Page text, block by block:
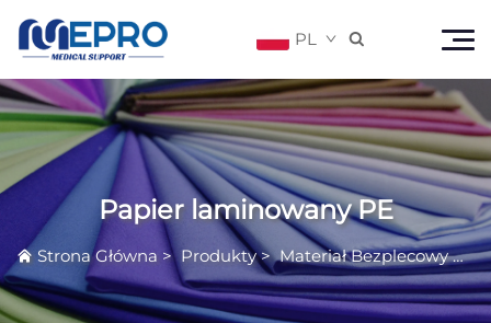
PL 
Papier laminowany PE
Strona Główna > Produkty>Materiał Bezplecowy Klasy Medycznej